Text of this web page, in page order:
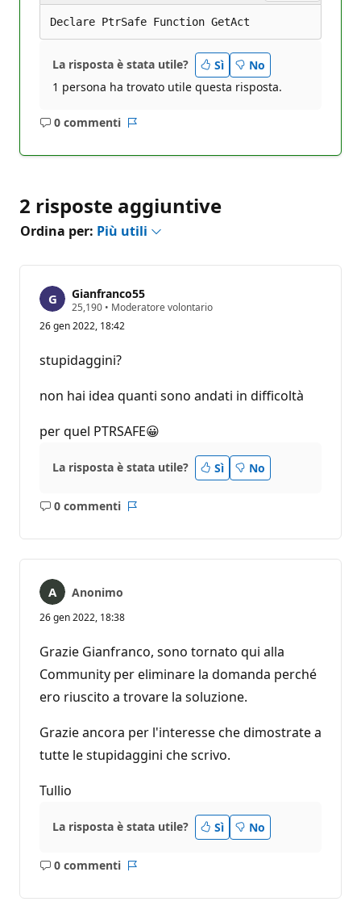
La risposta è stata utile? Sì
No
1 persona ha trovato utile questa risposta.
0 commenti
Nessun
2 risposte aggiuntive
Ordina per: Più utili
Gianfranco55
25,190 P
n
i
d
r
e
u
t
z
i
e
• Moderatore volontario
26 gen 2022, 18:42
stupidaggini?
non hai idea quanti sono andati in difficoltà
per quel PTRSAFE😀
La risposta è stata utile? Sì No
0 commenti
Nessun
Anonimo
26 gen 2022, 18:38
Grazie Gianfranco, sono tornato qui alla
Community per eliminare la domanda perché
ero riuscito a trovare la soluzione.
Grazie ancora per l'interesse che dimostrate a
tutte le stupidaggini che scrivo.
Tullio
La risposta è stata utile? Sì No
0 commenti
Nessun